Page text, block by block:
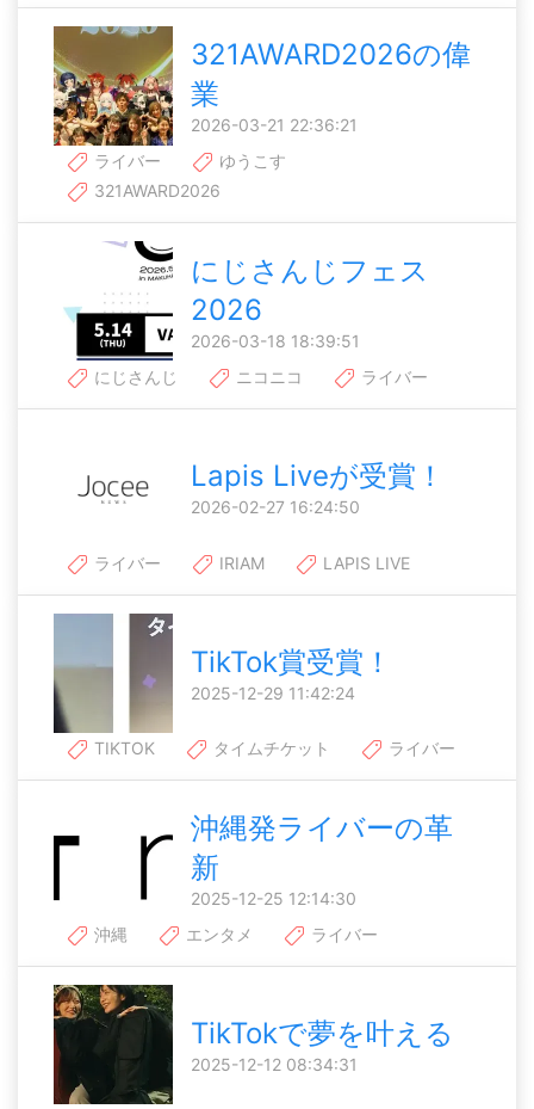
321AWARD2026の偉
業
2026-03-21 22:36:21
ライバー
ゆうこす
321AWARD2026
にじさんじフェス
2026
2026-03-18 18:39:51
にじさんじ
ニコニコ ライバー
Lapis Liveが受賞！
2026-02-27 16:24:50
ライバー IRIAM LAPIS LIVE
TikTok賞受賞！
2025-12-29 11:42:24
TIKTOK タイムチケット ライバー
沖縄発ライバーの革
新
2025-12-25 12:14:30
沖縄
エンタメ ライバー
TikTokで夢を叶える
2025-12-12 08:34:31